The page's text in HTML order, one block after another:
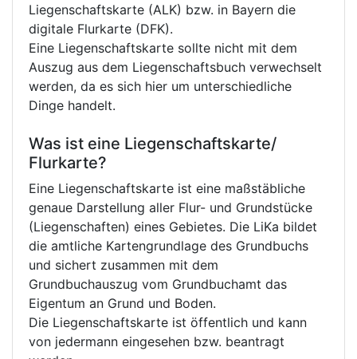
Liegenschaftskarte (ALK) bzw. in Bayern die
digitale Flurkarte (DFK).
Eine Liegenschaftskarte sollte nicht mit dem
Auszug aus dem Liegenschaftsbuch verwechselt
werden, da es sich hier um unterschiedliche
Dinge handelt.
Was ist eine Liegenschaftskarte/
Flurkarte?
Eine Liegenschaftskarte ist eine maßstäbliche
genaue Darstellung aller Flur- und Grundstücke
(Liegenschaften) eines Gebietes. Die LiKa bildet
die amtliche Kartengrundlage des Grundbuchs
und sichert zusammen mit dem
Grundbuchauszug vom Grundbuchamt das
Eigentum an Grund und Boden.
Die Liegenschaftskarte ist öffentlich und kann
von jedermann eingesehen bzw. beantragt